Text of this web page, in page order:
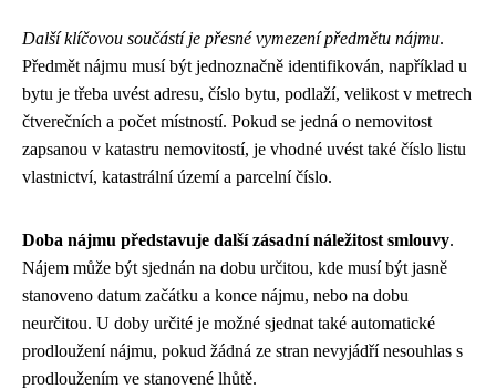
Další klíčovou součástí je přesné vymezení předmětu nájmu.
Předmět nájmu musí být jednoznačně identifikován, například u
bytu je třeba uvést adresu, číslo bytu, podlaží, velikost v metrech
čtverečních a počet místností. Pokud se jedná o nemovitost
zapsanou v katastru nemovitostí, je vhodné uvést také číslo listu
vlastnictví, katastrální území a parcelní číslo.
Doba nájmu představuje další zásadní náležitost smlouvy.
Nájem může být sjednán na dobu určitou, kde musí být jasně
stanoveno datum začátku a konce nájmu, nebo na dobu
neurčitou. U doby určité je možné sjednat také automatické
prodloužení nájmu, pokud žádná ze stran nevyjádří nesouhlas s
prodloužením ve stanovené lhůtě.